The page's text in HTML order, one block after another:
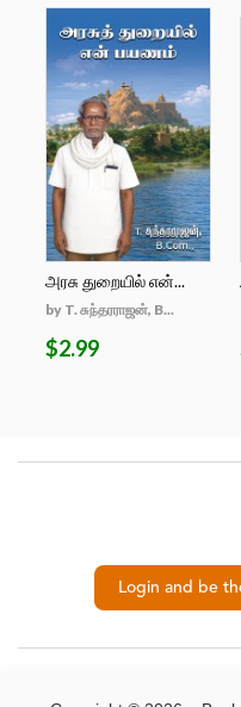
அரசு துறையில் என்...
by T. சுந்தரராஜன், B...
$2.99
Login and be